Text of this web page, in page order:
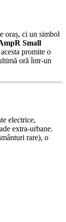
oraș, ci un simbol
Small
promite o
oră într-un
electrice,
extra-urbane.
rare), o